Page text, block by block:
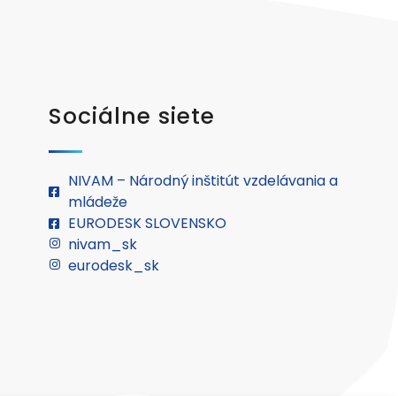
Sociálne siete
NIVAM – Národný inštitút vzdelávania a
mládeže
EURODESK SLOVENSKO
nivam_sk
eurodesk_sk